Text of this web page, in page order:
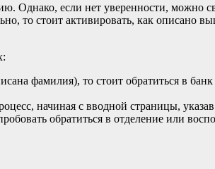
Однако, если нет уверенности, можно
то стоит активировать, как описано
фамилия), то стоит обратиться в
начиная с вводной страницы, указав
обратиться в отделение или